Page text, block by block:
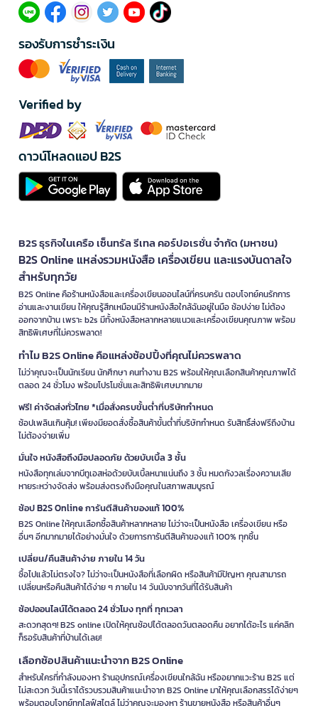
รองรับการชำระเงิน
Verified by
ดาวน์โหลดแอป B2S
B2S ธุรกิจในเครือ เซ็นทรัล รีเทล คอร์ปอเรชั่น จำกัด (มหาชน)
B2S Online แหล่งรวมหนังสือ เครื่องเขียน และแรงบันดาลใจ
สำหรับทุกวัย
B2S Online คือร้านหนังสือและเครื่องเขียนออนไลน์ที่ครบครัน ตอบโจทย์คนรักการ
อ่านและงานเขียน ให้คุณรู้สึกเหมือนมีร้านหนังสือใกล้ฉันอยู่ในมือ ช้อปง่าย ไม่ต้อง
ออกจากบ้าน เพราะ b2s มีทั้งหนังสือหลากหลายแนวและเครื่องเขียนคุณภาพ พร้อม
สิทธิพิเศษที่ไม่ควรพลาด!
ทำไม B2S Online คือแหล่งช้อปปิ้งที่คุณไม่ควรพลาด
ไม่ว่าคุณจะเป็นนักเรียน นักศึกษา คนทำงาน B2S พร้อมให้คุณเลือกสินค้าคุณภาพได้
ตลอด 24 ชั่วโมง พร้อมโปรโมชั่นและสิทธิพิเศษมากมาย
ฟรี! ค่าจัดส่งทั่วไทย *เมื่อสั่งครบขั้นต่ำที่บริษัทกำหนด
ช้อปเพลินเกินคุ้ม! เพียงมียอดสั่งซื้อสินค้าขั้นต่ำที่บริษัทกำหนด รับสิทธิ์ส่งฟรีถึงบ้าน
ไม่ต้องจ่ายเพิ่ม
มั่นใจ หนังสือถึงมือปลอดภัย ด้วยบับเบิ้ล 3 ชั้น
หนังสือทุกเล่มจากบีทูเอสห่อด้วยบับเบิ้ลหนาแน่นถึง 3 ชั้น หมดกังวลเรื่องความเสีย
หายระหว่างจัดส่ง พร้อมส่งตรงถึงมือคุณในสภาพสมบูรณ์
ช้อป B2S Online การันตีสินค้าของแท้ 100%
B2S Online ให้คุณเลือกซื้อสินค้าหลากหลาย ไม่ว่าจะเป็นหนังสือ เครื่องเขียน หรือ
อื่นๆ อีกมากมายได้อย่างมั่นใจ ด้วยการการันตีสินค้าของแท้ 100% ทุกชิ้น
เปลี่ยน/คืนสินค้าง่าย ภายใน 14 วัน
ซื้อไปแล้วไม่ตรงใจ? ไม่ว่าจะเป็นหนังสือที่เลือกผิด หรือสินค้ามีปัญหา คุณสามารถ
เปลี่ยนหรือคืนสินค้าได้ง่าย ๆ ภายใน 14 วันนับจากวันที่ได้รับสินค้า
ช้อปออนไลน์ได้ตลอด 24 ชั่วโมง ทุกที่ ทุกเวลา
สะดวกสุดๆ! B2S online เปิดให้คุณช้อปได้ตลอดวันตลอดคืน อยากได้อะไร แค่คลิก
ก็รอรับสินค้าที่บ้านได้เลย!
เลือกช้อปสินค้าแนะนำจาก B2S Online
สำหรับใครที่กำลังมองหา ร้านอุปกรณ์เครื่องเขียนใกล้ฉัน หรืออยากแวะร้าน B2S แต่
ไม่สะดวก วันนี้เราได้รวบรวมสินค้าแนะนำจาก B2S Online มาให้คุณเลือกสรรได้ง่ายๆ
พร้อมตอบโจทย์ทุกไลฟ์สไตล์ ไม่ว่าคุณจะมองหา ร้านขายหนังสือ หรือสินค้าอื่นๆ